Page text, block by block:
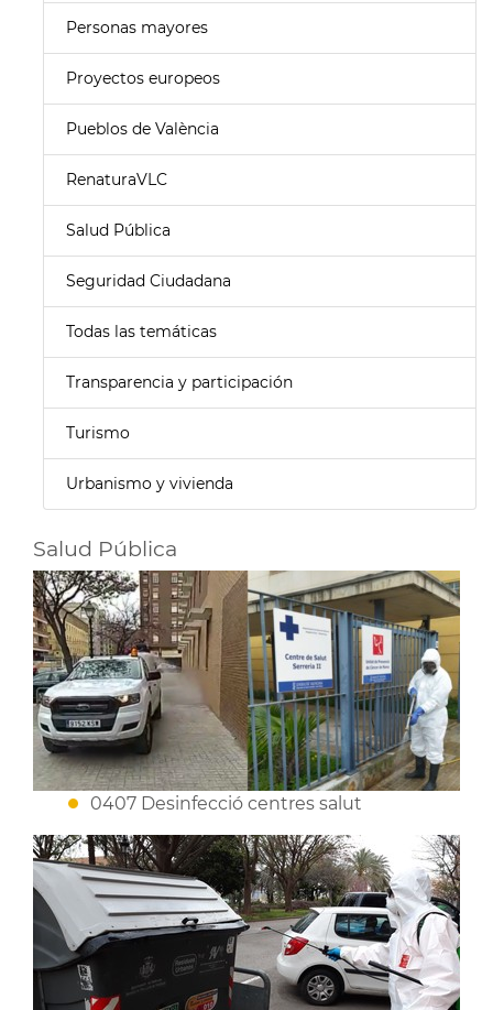
Personas mayores
Proyectos europeos
Pueblos de València
RenaturaVLC
Salud Pública
Seguridad Ciudadana
Todas las temáticas
Transparencia y participación
Turismo
Urbanismo y vivienda
Salud Pública
0407 Desinfecció centres salut